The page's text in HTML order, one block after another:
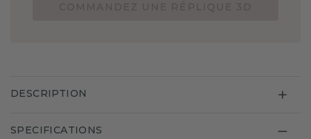
DESCRIPTION
SPECIFICATIONS